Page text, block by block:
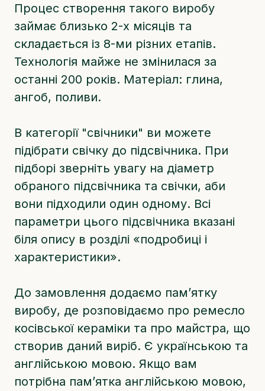
Процес створення такого виробу
займає близько 2-х місяців та
складається із 8-ми різних етапів.
Технологія майже не змінилася за
останні 200 років. Матеріал: глина,
ангоб, поливи.
В категорії "свічники" ви можете
підібрати свічку до підсвічника. При
підборі зверніть увагу на діаметр
обраного підсвічника та свічки, аби
вони підходили один одному. Всі
параметри цього підсвічника вказані
біля опису в розділі «подробиці і
характеристики».
До замовлення додаємо памʼятку
виробу, де розповідаємо про ремесло
косівської кераміки та про майстра, що
створив даний виріб. Є українською та
англійською мовою. Якщо вам
потрібна памʼятка англійською мовою,